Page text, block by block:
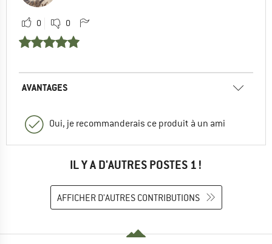
0 0
AVANTAGES
Oui, je recommanderais ce produit à un ami
IL Y A D'AUTRES POSTES 1 !
AFFICHER D'AUTRES CONTRIBUTIONS